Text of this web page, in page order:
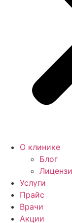
О клинике
Блог
Услуги
Прайс
Врачи
Акции